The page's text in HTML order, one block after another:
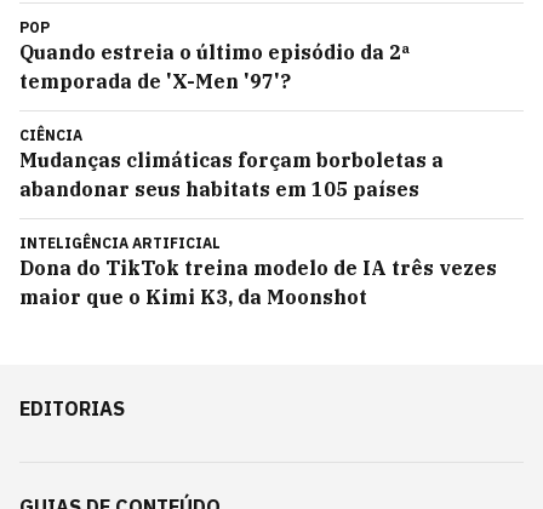
POP
Quando estreia o último episódio da 2ª
temporada de 'X-Men '97'?
CIÊNCIA
Mudanças climáticas forçam borboletas a
abandonar seus habitats em 105 países
INTELIGÊNCIA ARTIFICIAL
Dona do TikTok treina modelo de IA três vezes
maior que o Kimi K3, da Moonshot
EDITORIAS